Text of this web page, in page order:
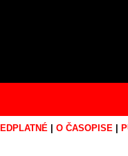
O ČASOPISE